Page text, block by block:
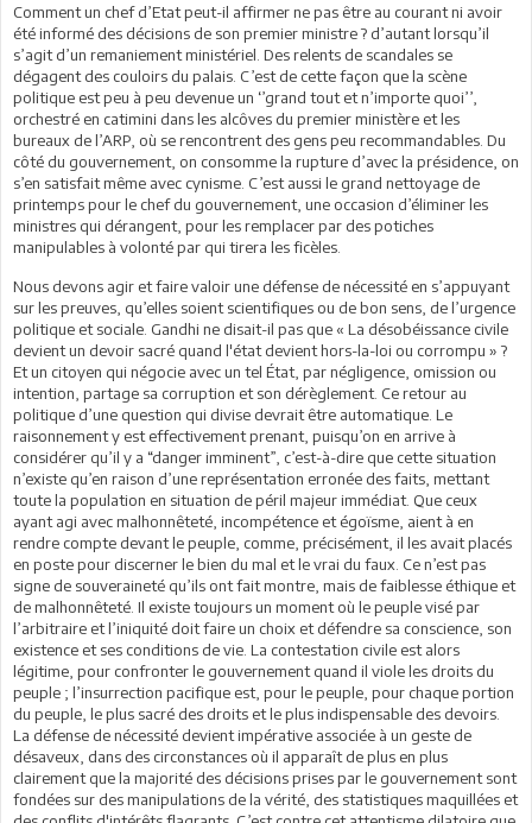
Comment un chef d’Etat peut-il affirmer ne pas être au courant ni avoir
été informé des décisions de son premier ministre ? d’autant lorsqu’il
s’agit d’un remaniement ministériel. Des relents de scandales se
dégagent des couloirs du palais. C’est de cette façon que la scène
politique est peu à peu devenue un ‘’grand tout et n’importe quoi’’,
orchestré en catimini dans les alcôves du premier ministère et les
bureaux de l’ARP, où se rencontrent des gens peu recommandables. Du
côté du gouvernement, on consomme la rupture d’avec la présidence, on
s’en satisfait même avec cynisme. C’est aussi le grand nettoyage de
printemps pour le chef du gouvernement, une occasion d’éliminer les
ministres qui dérangent, pour les remplacer par des potiches
manipulables à volonté par qui tirera les ficèles.
Nous devons agir et faire valoir une défense de nécessité en s’appuyant
sur les preuves, qu’elles soient scientifiques ou de bon sens, de l’urgence
politique et sociale. Gandhi ne disait-il pas que « La désobéissance civile
devient un devoir sacré quand l'état devient hors-la-loi ou corrompu » ?
Et un citoyen qui négocie avec un tel État, par négligence, omission ou
intention, partage sa corruption et son dérèglement. Ce retour au
politique d’une question qui divise devrait être automatique. Le
raisonnement y est effectivement prenant, puisqu’on en arrive à
considérer qu’il y a “danger imminent”, c’est-à-dire que cette situation
n’existe qu’en raison d’une représentation erronée des faits, mettant
toute la population en situation de péril majeur immédiat. Que ceux
ayant agi avec malhonnêteté, incompétence et égoïsme, aient à en
rendre compte devant le peuple, comme, précisément, il les avait placés
en poste pour discerner le bien du mal et le vrai du faux. Ce n’est pas
signe de souveraineté qu’ils ont fait montre, mais de faiblesse éthique et
de malhonnêteté. Il existe toujours un moment où le peuple visé par
l’arbitraire et l’iniquité doit faire un choix et défendre sa conscience, son
existence et ses conditions de vie. La contestation civile est alors
légitime, pour confronter le gouvernement quand il viole les droits du
peuple ; l’insurrection pacifique est, pour le peuple, pour chaque portion
du peuple, le plus sacré des droits et le plus indispensable des devoirs.
La défense de nécessité devient impérative associée à un geste de
désaveux, dans des circonstances où il apparaît de plus en plus
clairement que la majorité des décisions prises par le gouvernement sont
fondées sur des manipulations de la vérité, des statistiques maquillées et